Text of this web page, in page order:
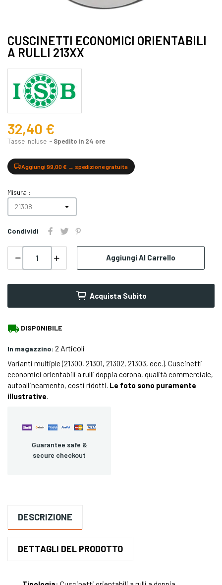
CUSCINETTI ECONOMICI ORIENTABILI
A RULLI 213XX
32,40 €
Tasse incluse Spedito in 24 ore
Aggiungi 99,00 € → spedizione gratuita
Misura :
Condividi
Aggiungi Al Carrello
Acquista Subito
local_shipping DISPONIBILE
In magazzino: 2 Articoli
Varianti multiple (21300, 21301, 21302, 21303, ecc.). Cuscinetti
economici orientabili a rulli doppia corona, qualità commerciale,
autoallineamento, costi ridotti. Le foto sono puramente
illustrative.
Guarantee safe &
secure checkout
DESCRIZIONE
DETTAGLI DEL PRODOTTO